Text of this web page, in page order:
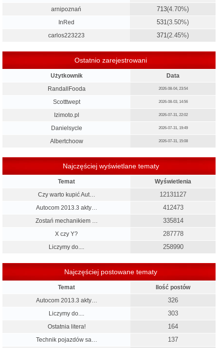
arnipoznań 713(4.70%)
InRed 531 (3.50%)
carlos223223 371 (2.45%)
Ostatnio zarejestrowani
Użytkownik
Data
RandallFooda
2026-08-04, 23:54
Scotttwept 2026-08-03, 14:56
Izimoto.pl 2026-07-31, 22:02
Danielsycle 2026-07-31, 19:49
Albertchoow 2026-07-31, 15:08
Najczęściej wyświetlane tematy
Temat
Wyświetlenia
Czy warto kupić Aut…
12131127
Autocom 2013.3 akty… 412473
Zostań mechanikiem … 335814
X czy Y? 287778
Liczymy do.... 258990
Najczęściej postowane tematy
Temat
Ilość postów
Autocom 2013.3 akty…
326
Liczymy do.... 303
Ostatnia litera! 164
Technik pojazdów sa… 137